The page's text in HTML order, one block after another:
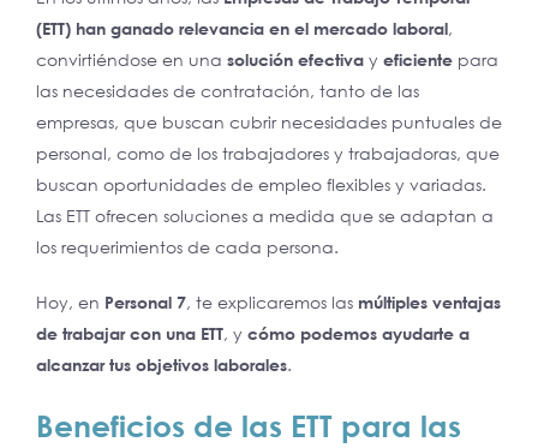
(ETT) han ganado relevancia en el mercado laboral,
convirtiéndose en una solución efectiva y eficiente para
las necesidades de contratación, tanto de las
empresas, que buscan cubrir necesidades puntuales de
personal, como de los trabajadores y trabajadoras, que
buscan oportunidades de empleo flexibles y variadas.
Las ETT ofrecen soluciones a medida que se adaptan a
los requerimientos de cada persona.
Hoy, en Personal 7, te explicaremos las múltiples ventajas
de trabajar con una ETT, y cómo podemos ayudarte a
alcanzar tus objetivos laborales.
Beneficios de las ETT para las